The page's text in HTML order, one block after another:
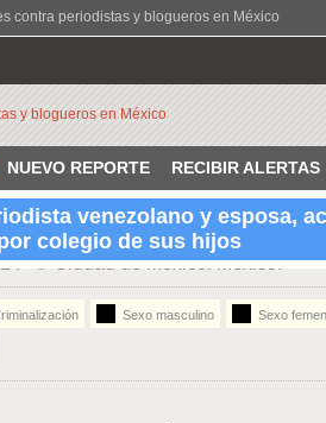
contra periodistas y blogueros en México
NUEVO REPORTE RECIBIR ALERTAS
venezolano y esposa,
colegio de sus hijos
Ciudad de México. México.
Sexo masculino Sexo